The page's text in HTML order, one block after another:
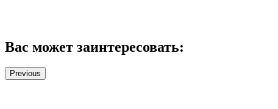
Вас может заинтересовать:
Previous